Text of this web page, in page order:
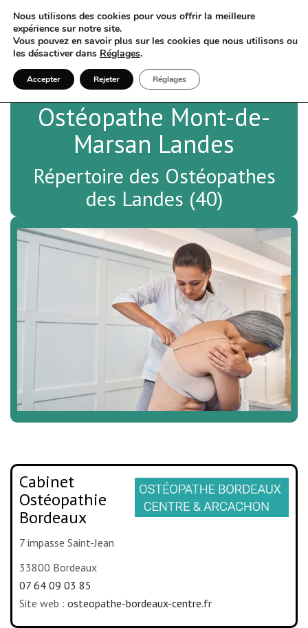
Ostéopathe Mont-de-
Marsan Landes
Répertoire des Ostéopathes
des Landes (40)
Cabinet
Ostéopathie
Bordeaux
7 impasse Saint-Jean
33800 Bordeaux
07 64 09 03 85
Site web : osteopathe-bordeaux-centre.fr
Nous utilisons des cookies pour vous offrir la meilleure
expérience sur notre site.
Vous pouvez en savoir plus sur les cookies que nous utilisons ou
les désactiver dans Réglages.
Accepter Rejeter Réglages